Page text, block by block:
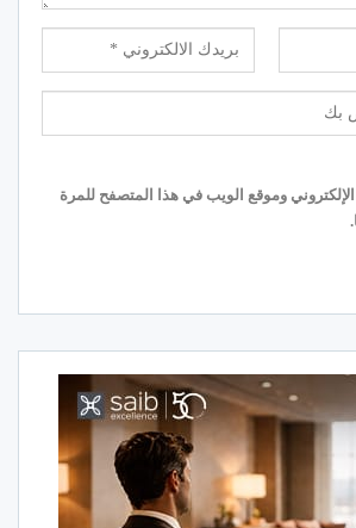
وموقع الويب في هذا المتصفح للمرة